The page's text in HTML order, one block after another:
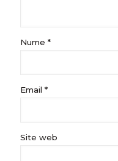
Nume *
Email *
Site web